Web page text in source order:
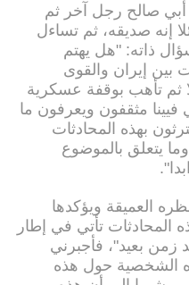
أبي صالح رجل آخر ثم
إنه صديقه، ثم تساءل
ذاته: "هل يهتم
بين إيران والقوى
ثم تأهب بوقفة عسكرية
مثقفون ويعرفون ما
بهذه المحادثات
وما يتعلق بالموضوع
العميقة ويؤكدها
المحادثات تأتي في إطار
زمن بعيد"، فأجبرني
الشخصية حول هذه